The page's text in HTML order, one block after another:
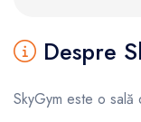
Despre
SkyGym este o